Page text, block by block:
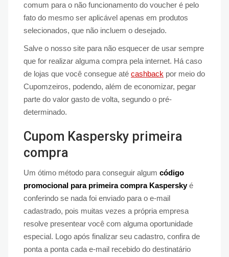
comum para o não funcionamento do voucher é pelo
fato do mesmo ser aplicável apenas em produtos
selecionados, que não incluem o desejado.
Salve o nosso site para não esquecer de usar sempre
que for realizar alguma compra pela internet. Há caso
de lojas que você consegue até cashback por meio do
Cupomzeiros, podendo, além de economizar, pegar
parte do valor gasto de volta, segundo o pré-
determinado.
Cupom Kaspersky primeira
compra
Um ótimo método para conseguir algum código
promocional para primeira compra Kasperskyé
conferindo se nada foi enviado para o e-mail
cadastrado, pois muitas vezes a própria empresa
resolve presentear você com alguma oportunidade
especial. Logo após finalizar seu cadastro, confira de
ponta a ponta cada e-mail recebido do destinatário